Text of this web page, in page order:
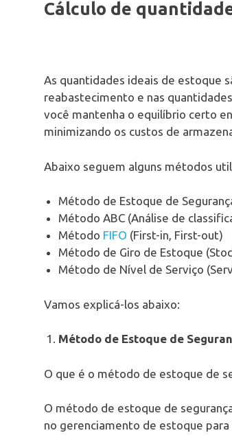
Cálculo de
As quantidades ideais de estoque
reabastecimento e nas
você mantenha o equilíbrio certo
minimizando os custos de
Abaixo seguem alguns métodos
Método de Estoque de
Método ABC (Análise de
Método FIFO (First-in, First-out)
Método de Giro de Estoque
Método de Nível de Serviço
Vamos explicá-los abaixo:
Método de Estoque de
O que é o método de estoque de
O método de estoque de
no gerenciamento de estoque